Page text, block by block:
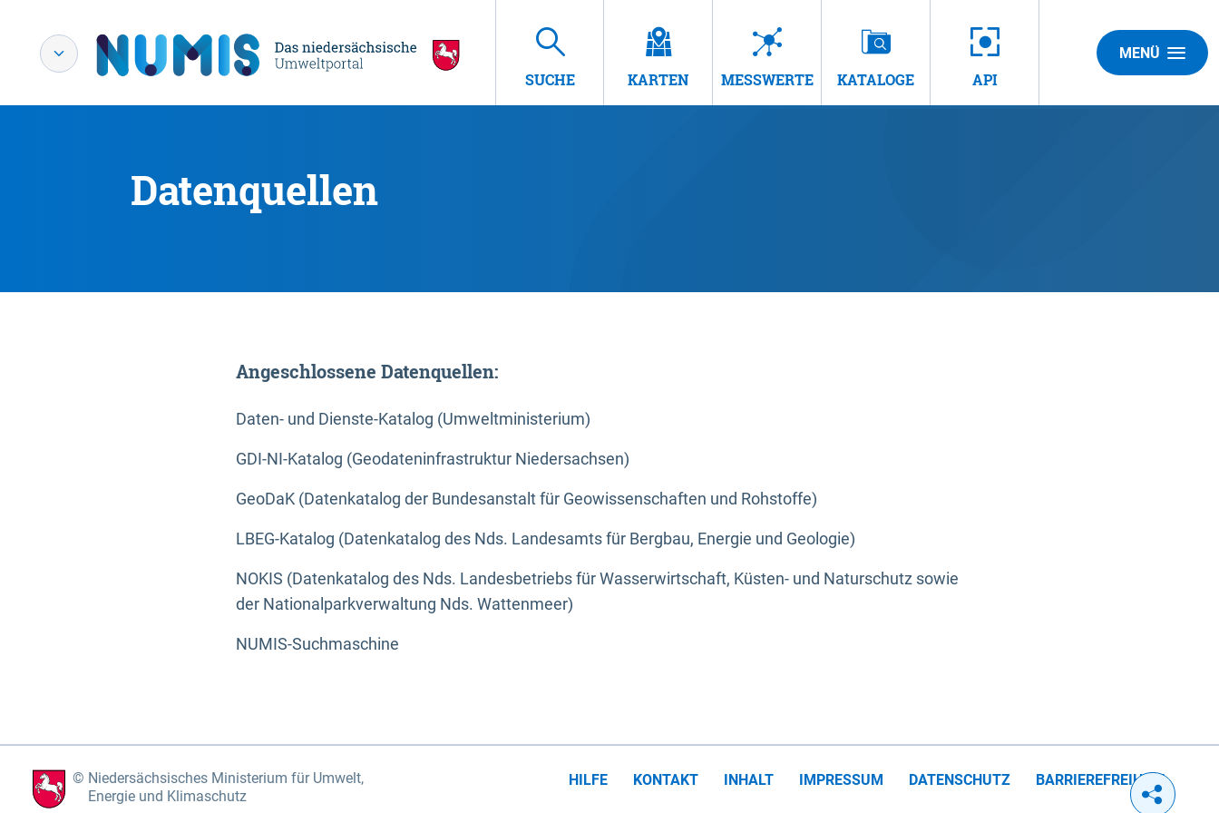
SUCHE KARTEN MESSWERTE KATALOGE API
MENÜ
Datenquellen
Angeschlossene Datenquellen:
Daten- und Dienste-Katalog (Umweltministerium)
GDI-NI-Katalog (Geodateninfrastruktur Niedersachsen)
GeoDaK (Datenkatalog der Bundesanstalt für Geowissenschaften und Rohstoffe)
LBEG-Katalog (Datenkatalog des Nds. Landesamts für Bergbau, Energie und Geologie)
NOKIS (Datenkatalog des Nds. Landesbetriebs für Wasserwirtschaft, Küsten- und Naturschutz sowie
der Nationalparkverwaltung Nds. Wattenmeer)
NUMIS-Suchmaschine
Niedersächsisches Ministerium für Umwelt,
Energie und Klimaschutz
HILFE KONTAKT INHALT IMPRESSUM DATENSCHUTZ BARRIEREFREIHEIT